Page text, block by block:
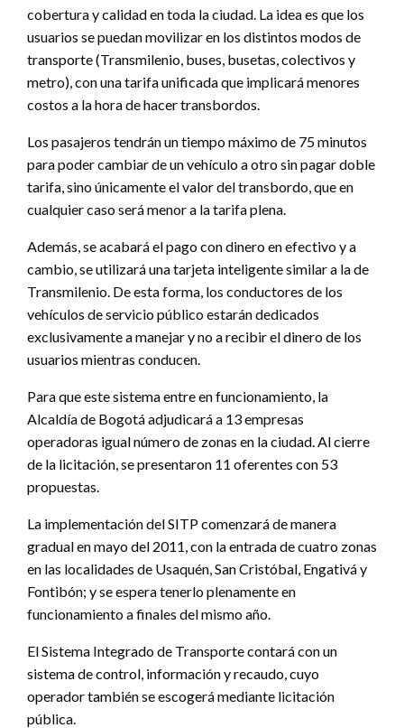
cobertura y calidad en toda la ciudad. La idea es que los
usuarios se puedan movilizar en los distintos modos de
transporte (Transmilenio, buses, busetas, colectivos y
metro), con una tarifa unificada que implicará menores
costos a la hora de hacer transbordos.
Los pasajeros tendrán un tiempo máximo de 75 minutos
para poder cambiar de un vehículo a otro sin pagar doble
tarifa, sino únicamente el valor del transbordo, que en
cualquier caso será menor a la tarifa plena.
Además, se acabará el pago con dinero en efectivo y a
cambio, se utilizará una tarjeta inteligente similar a la de
Transmilenio. De esta forma, los conductores de los
vehículos de servicio público estarán dedicados
exclusivamente a manejar y no a recibir el dinero de los
usuarios mientras conducen.
Para que este sistema entre en funcionamiento, la
Alcaldía de Bogotá adjudicará a 13 empresas
operadoras igual número de zonas en la ciudad. Al cierre
de la licitación, se presentaron 11 oferentes con 53
propuestas.
La implementación del SITP comenzará de manera
gradual en mayo del 2011, con la entrada de cuatro zonas
en las localidades de Usaquén, San Cristóbal, Engativá y
Fontibón; y se espera tenerlo plenamente en
funcionamiento a finales del mismo año.
El Sistema Integrado de Transporte contará con un
sistema de control, información y recaudo, cuyo
operador también se escogerá mediante licitación
pública.